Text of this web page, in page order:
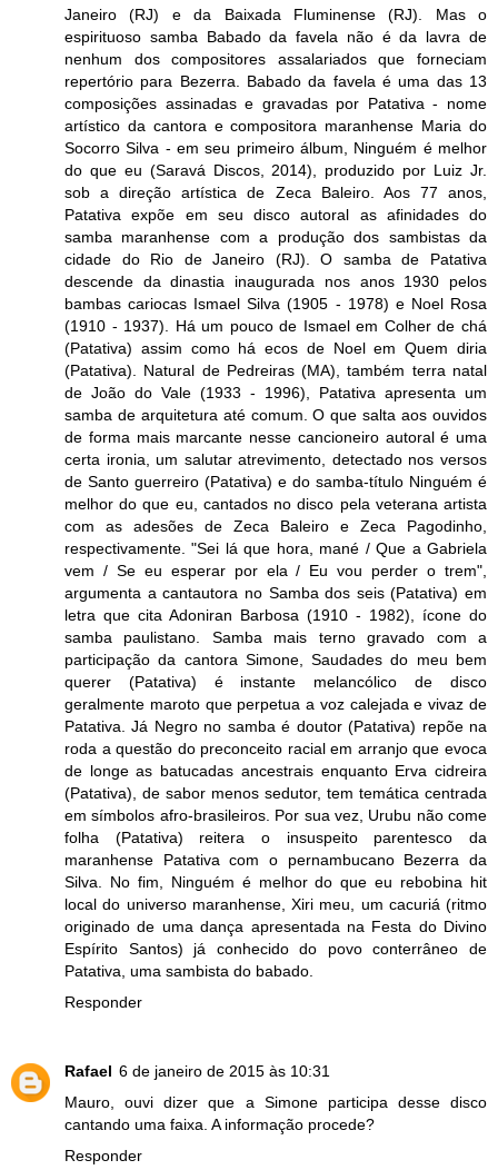
Janeiro (RJ) e da Baixada Fluminense (RJ). Mas o
espirituoso samba Babado da favela não é da lavra de
nenhum dos compositores assalariados que forneciam
repertório para Bezerra. Babado da favela é uma das 13
composições assinadas e gravadas por Patativa - nome
artístico da cantora e compositora maranhense Maria do
Socorro Silva - em seu primeiro álbum, Ninguém é melhor
do que eu (Saravá Discos, 2014), produzido por Luiz Jr.
sob a direção artística de Zeca Baleiro. Aos 77 anos,
Patativa expõe em seu disco autoral as afinidades do
samba maranhense com a produção dos sambistas da
cidade do Rio de Janeiro (RJ). O samba de Patativa
descende da dinastia inaugurada nos anos 1930 pelos
bambas cariocas Ismael Silva (1905 - 1978) e Noel Rosa
(1910 - 1937). Há um pouco de Ismael em Colher de chá
(Patativa) assim como há ecos de Noel em Quem diria
(Patativa). Natural de Pedreiras (MA), também terra natal
de João do Vale (1933 - 1996), Patativa apresenta um
samba de arquitetura até comum. O que salta aos ouvidos
de forma mais marcante nesse cancioneiro autoral é uma
certa ironia, um salutar atrevimento, detectado nos versos
de Santo guerreiro (Patativa) e do samba-título Ninguém é
melhor do que eu, cantados no disco pela veterana artista
com as adesões de Zeca Baleiro e Zeca Pagodinho,
respectivamente. "Sei lá que hora, mané / Que a Gabriela
vem / Se eu esperar por ela / Eu vou perder o trem",
argumenta a cantautora no Samba dos seis (Patativa) em
letra que cita Adoniran Barbosa (1910 - 1982), ícone do
samba paulistano. Samba mais terno gravado com a
participação da cantora Simone, Saudades do meu bem
querer (Patativa) é instante melancólico de disco
geralmente maroto que perpetua a voz calejada e vivaz de
Patativa. Já Negro no samba é doutor (Patativa) repõe na
roda a questão do preconceito racial em arranjo que evoca
de longe as batucadas ancestrais enquanto Erva cidreira
(Patativa), de sabor menos sedutor, tem temática centrada
em símbolos afro-brasileiros. Por sua vez, Urubu não come
folha (Patativa) reitera o insuspeito parentesco da
maranhense Patativa com o pernambucano Bezerra da
Silva. No fim, Ninguém é melhor do que eu rebobina hit
local do universo maranhense, Xiri meu, um cacuriá (ritmo
originado de uma dança apresentada na Festa do Divino
Espírito Santos) já conhecido do povo conterrâneo de
Patativa, uma sambista do babado.
Responder
Rafael 6 de janeiro de 2015 às 10:31
Mauro, ouvi dizer que a Simone participa desse disco
cantando uma faixa. A informação procede?
Responder